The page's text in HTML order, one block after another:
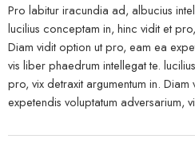
Pro labitur iracundia ad, albucius
lucilius conceptam in, hinc vidit et
Diam vidit option ut pro, eam ea
vis liber phaedrum intellegat te.
pro, vix detraxit argumentum in.
expetendis voluptatum adversarium,